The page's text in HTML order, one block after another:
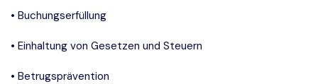
• Buchungserfüllung
• Einhaltung von Gesetzen und Steuern
• Betrugsprävention